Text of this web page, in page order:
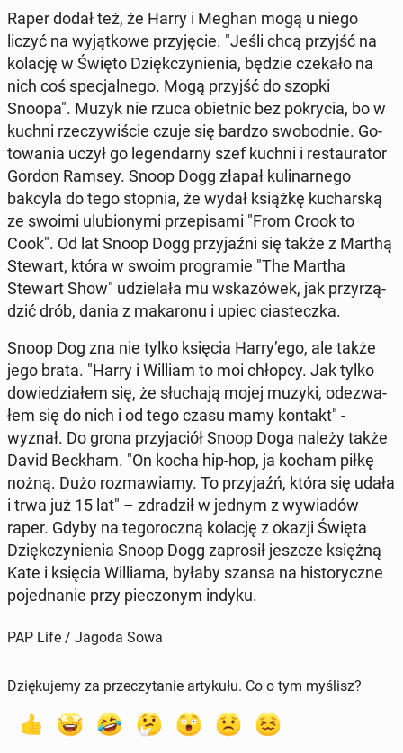
Raper dodał też, że Harry i Meghan mogą u niego
liczyć na wy­jąt­ko­we przy­ję­cie. "Jeśli chcą przyjść na
kolację w Święto Dzięk­czy­nie­nia, będzie czekało na
nich coś spe­cjal­ne­go. Mogą przyjść do szopki
Snoopa". Muzyk nie rzuca obiet­nic bez po­kry­cia, bo w
kuchni rze­czy­wi­ście czuje się bardzo swo­bod­nie. Go­
to­wa­nia uczył go le­gen­dar­ny szef kuchni i re­stau­ra­tor
Gordon Ramsey. Snoop Dogg złapał ku­li­nar­ne­go
bakcyla do tego stopnia, że wydał książkę ku­char­ską
ze swoimi ulu­bio­ny­mi prze­pi­sa­mi "From Crook to
Cook". Od lat Snoop Dogg przy­jaź­ni się także z Marthą
Stewart, która w swoim pro­gra­mie "The Martha
Stewart Show" udzie­la­ła mu wska­zó­wek, jak przy­rzą­
dzić drób, dania z ma­ka­ro­nu i upiec cia­stecz­ka.
Snoop Dog zna nie tylko księcia Harry’ego, ale także
jego brata. "Harry i William to moi chłopcy. Jak tylko
do­wie­dzia­łem się, że słu­cha­ją mojej muzyki, ode­zwa­
łem się do nich i od tego czasu mamy kontakt" -
wyznał. Do grona przy­ja­ciół Snoop Doga należy także
David Beckham. "On kocha hip-hop, ja kocham piłkę
nożną. Dużo roz­ma­wia­my. To przy­jaźń, która się udała
i trwa już 15 lat" – zdra­dził w jednym z wy­wia­dów
raper. Gdyby na te­go­rocz­ną kolację z okazji Święta
Dzięk­czy­nie­nia Snoop Dogg za­pro­sił jeszcze księżną
Kate i księcia Wil­lia­ma, byłaby szansa na hi­sto­rycz­ne
po­jed­na­nie przy pie­czo­nym indyku.
PAP Life / Jagoda Sowa
Dziękujemy za przeczytanie artykułu. Co o tym myślisz?